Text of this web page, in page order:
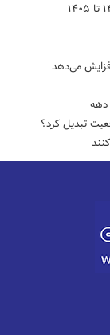
می‌دهد
دهه
تبدیل کرد؟